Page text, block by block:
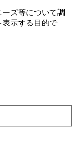
ズ等について調
⽰する⽬的で